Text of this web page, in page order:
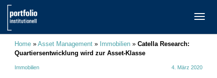
Home » Asset Management » Immobilien » Catella Research:
Quartiersentwicklung wird zur Asset-Klasse
Immobilien 4. März 2020